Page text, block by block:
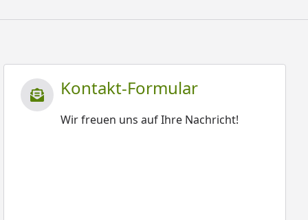
Kontakt-Formular
Wir freuen uns auf Ihre Nachricht!